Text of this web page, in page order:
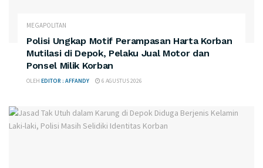
MEGAPOLITAN
Polisi Ungkap Motif Perampasan Harta Korban
Mutilasi di Depok, Pelaku Jual Motor dan
Ponsel Milik Korban
OLEH EDITOR : AFFANDY 6 AGUSTUS 2026